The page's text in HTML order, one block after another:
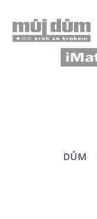
DŮM